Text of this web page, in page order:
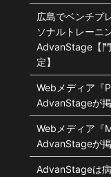
広島でベンチプ
ソナルトレーニ
AdvanStage【
定】
Webメディア『
AdvanStageが掲
Webメディア『
AdvanStageが掲
AdvanStageは